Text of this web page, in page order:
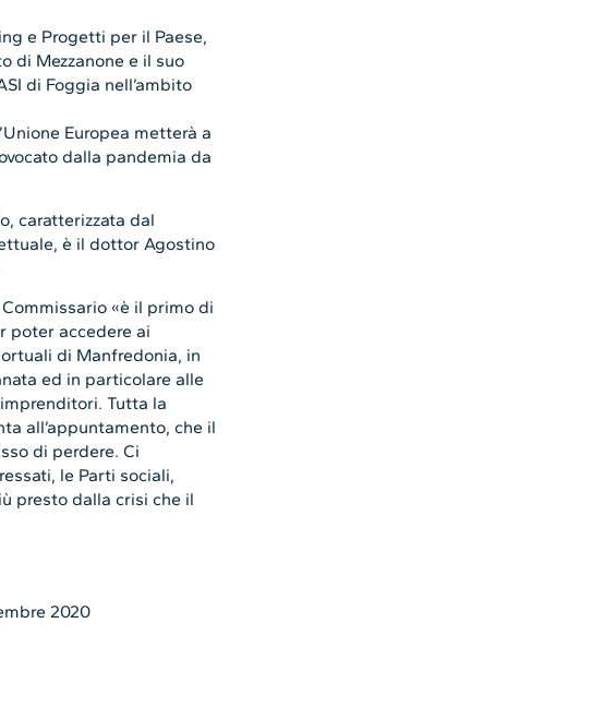
e Progetti per il Paese,
di Mezzanone e il suo
di Foggia nell’ambito
Europea metterà a
dalla pandemia da
caratterizzata dal
è il dottor Agostino
«è il primo di
poter accedere ai
di Manfredonia, in
ed in particolare alle
Tutta la
all’appuntamento, che il
di perdere. Ci
le Parti sociali,
presto dalla crisi che il
2020